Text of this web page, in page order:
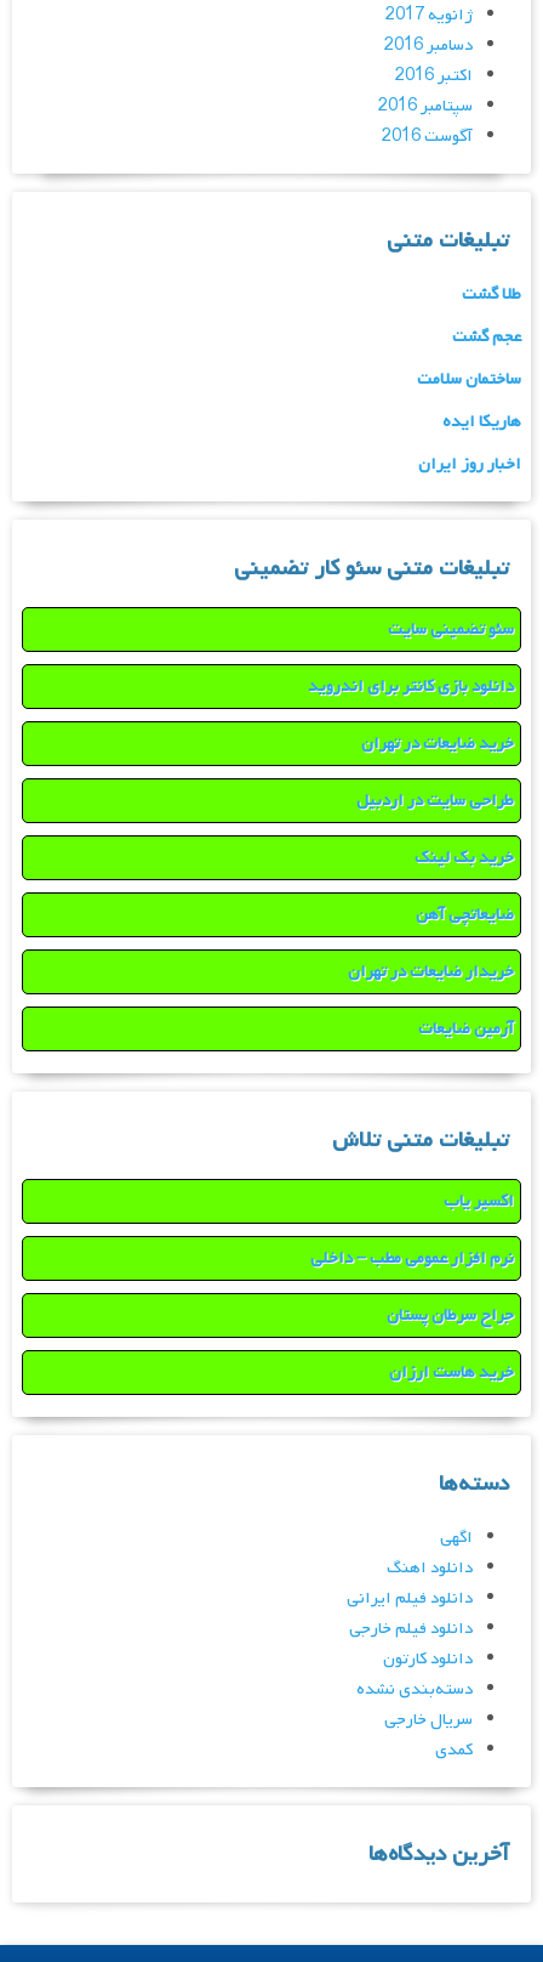
ژانویه 2017
دسامبر 2016
اکتبر 2016
سپتامبر 2016
آگوست 2016
تبلیغات متنی
طلا گشت
عجم گشت
ساختمان سلامت
هاریکا ایده
اخبار روز ایران
تبلیغات متنی سئو کار تضمینی
سئو تضمینی سایت
دانلود بازی کانتر برای اندروید
خرید ضایعات در تهران
طراحی سایت در اردبیل
خرید بک لینک
ضایعاتچی آهن
خریدار ضایعات در تهران
آرمین ضایعات
تبلیغات متنی تلاش
اکسیر یاب
نرم افزار عمومی مطب – داخلی
جراح سرطان پستان
خرید هاست ارزان
دسته‌ها
اگهی
دانلود اهنگ
دانلود فیلم ایرانی
دانلود فیلم خارجی
دانلود کارتون
دسته‌بندی نشده
سریال خارجی
کمدی
آخرین دیدگاه‌ها